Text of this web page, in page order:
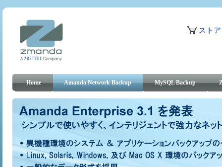
ストア
Home Amanda Network Backup MySQL Backup